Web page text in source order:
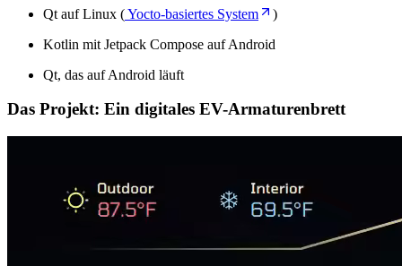
Qt auf Linux (Yocto-basiertes System
)
Kotlin mit Jetpack Compose auf Android
Qt, das auf Android läuft
Das Projekt: Ein digitales EV-Armaturenbrett